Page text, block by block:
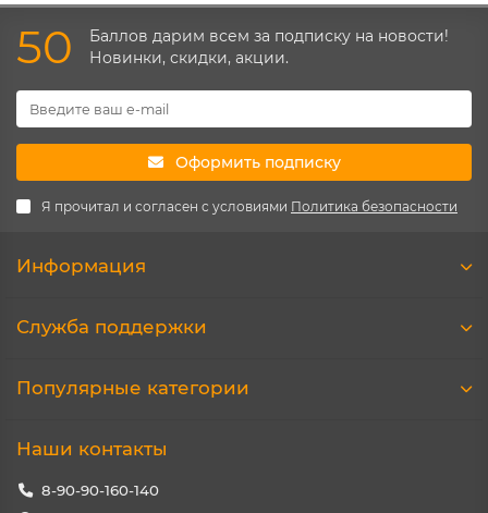
50
Баллов дарим всем за подписку на новости!
Новинки, скидки, акции.
Оформить подписку
Я прочитал и согласен с условиями Политика безопасности
Информация
Служба поддержки
Популярные категории
Наши контакты
8-90-90-160-140